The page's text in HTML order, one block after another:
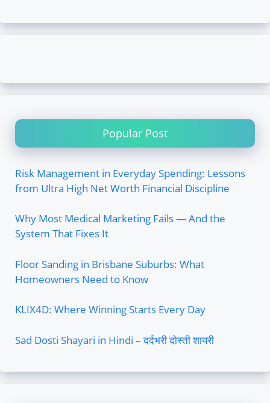
Popular Post
Risk Management in Everyday Spending: Lessons
from Ultra High Net Worth Financial Discipline
Why Most Medical Marketing Fails — And the
System That Fixes It
Floor Sanding in Brisbane Suburbs: What
Homeowners Need to Know
KLIX4D: Where Winning Starts Every Day
Sad Dosti Shayari in Hindi – दर्दभरी दोस्ती शायरी